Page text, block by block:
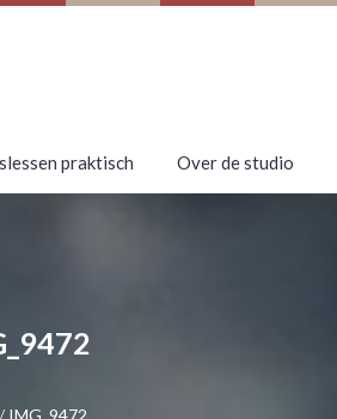
praktisch Over de studio
/ IMG_9472